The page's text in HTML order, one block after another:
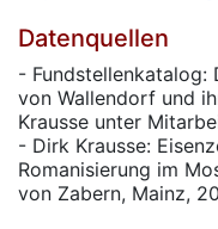
Datenquellen
- Fundstellenkatalog:
von Wallendorf und
Krausse unter
- Dirk Krausse:
Romanisierung im
von Zabern, Mainz,